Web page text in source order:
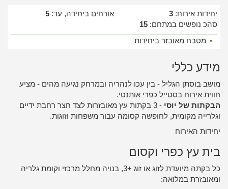
יחידות אירוח: 3 אורחים ביחידה, עד: 5
סהכ נופשים במתחם: 15
• מטבח מאובזר ביחידות
מידע כללי
מושב בוסתן הגליל - בין עכו לנהריה ובמרחק נגיעה מהים - מציע
חווית אירוח בסטייל כפרי אותנטי.
הבקתות של יוסי
- 3 בקתות עץ מאובזרות לצד חצר רחבת ידיים
וגלרייה מקומית, לחופשה קסומה עבור משפחות וזוגות.
יחידות האירוח
בית עץ כפרי וקסום
כל בקתה מיועדת לזוג או זוג +3, בנויה מחלל מרכזי וקומת גלריה
ומאובזרת במלואה: